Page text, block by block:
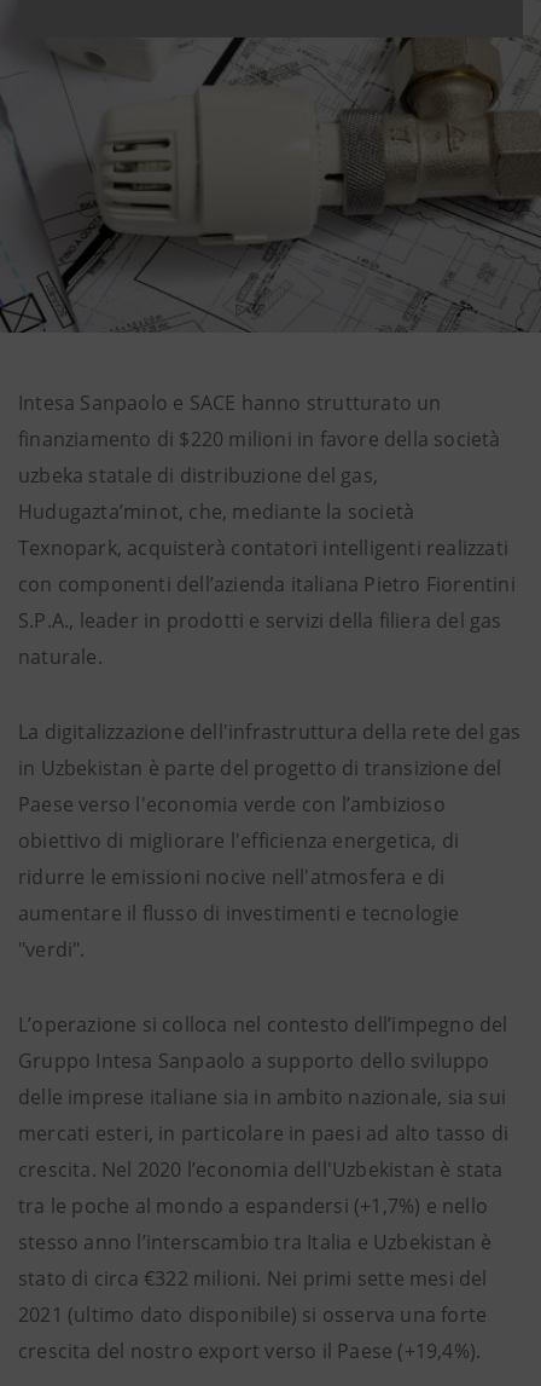
Intesa Sanpaolo e SACE hanno strutturato un
finanziamento di $220 milioni in favore della società
uzbeka statale di distribuzione del gas,
Hudugazta’minot, che, mediante la società
Texnopark, acquisterà contatori intelligenti realizzati
con componenti dell’azienda italiana Pietro Fiorentini
S.P.A., leader in prodotti e servizi della filiera del gas
naturale.
La digitalizzazione dell'infrastruttura della rete del gas
in Uzbekistan è parte del progetto di transizione del
Paese verso l'economia verde con l’ambizioso
obiettivo di migliorare l'efficienza energetica, di
ridurre le emissioni nocive nell'atmosfera e di
aumentare il flusso di investimenti e tecnologie
"verdi".
L’operazione si colloca nel contesto dell’impegno del
Gruppo Intesa Sanpaolo a supporto dello sviluppo
delle imprese italiane sia in ambito nazionale, sia sui
mercati esteri, in particolare in paesi ad alto tasso di
crescita. Nel 2020 l’economia dell'Uzbekistan è stata
tra le poche al mondo a espandersi (+1,7%) e nello
stesso anno l’interscambio tra Italia e Uzbekistan è
stato di circa €322 milioni. Nei primi sette mesi del
2021 (ultimo dato disponibile) si osserva una forte
crescita del nostro export verso il Paese (+19,4%).